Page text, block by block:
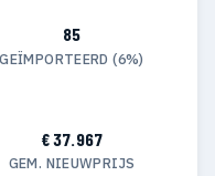
85
GEÏMPORTEERD (6%)
€ 37.967
GEM. NIEUWPRIJS